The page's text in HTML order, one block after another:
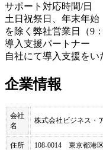
サポート対応時間/日
土日祝祭日、年末年始
を除く弊社営業日（9
導入支援パートナー
自社にて導入支援をい
企業情報
会社
名
株式会社ビジネス・
住所 108-0014 東京都港